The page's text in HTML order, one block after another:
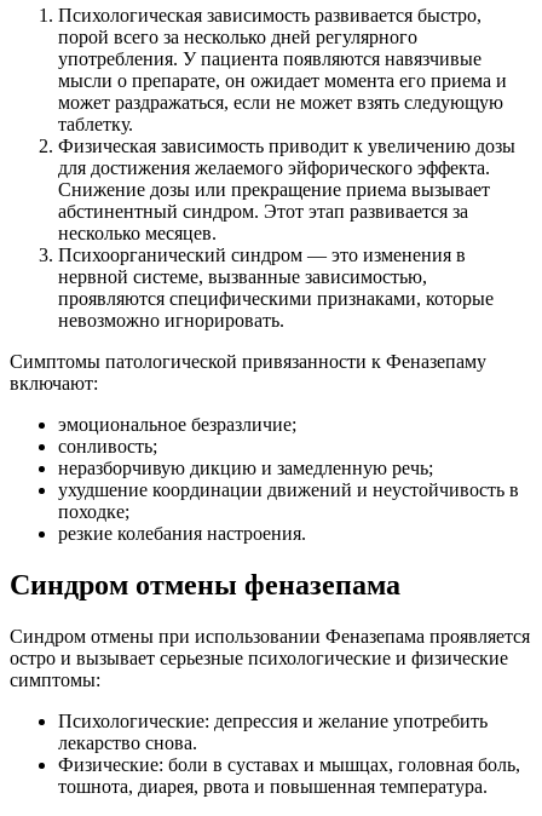
Психологическая зависимость развивается быстро,
порой всего за несколько дней регулярного
употребления. У пациента появляются навязчивые
мысли о препарате, он ожидает момента его приема и
может раздражаться, если не может взять следующую
таблетку.
Физическая зависимость приводит к увеличению дозы
для достижения желаемого эйфорического эффекта.
Снижение дозы или прекращение приема вызывает
абстинентный синдром. Этот этап развивается за
несколько месяцев.
Психоорганический синдром — это изменения в
нервной системе, вызванные зависимостью,
проявляются специфическими признаками, которые
невозможно игнорировать.
Симптомы патологической привязанности к Феназепаму
включают:
эмоциональное безразличие;
сонливость;
неразборчивую дикцию и замедленную речь;
ухудшение координации движений и неустойчивость в
походке;
резкие колебания настроения.
Синдром отмены феназепама
Синдром отмены при использовании Феназепама проявляется
остро и вызывает серьезные психологические и физические
симптомы:
Психологические: депрессия и желание употребить
лекарство снова.
Физические: боли в суставах и мышцах, головная боль,
тошнота, диарея, рвота и повышенная температура.